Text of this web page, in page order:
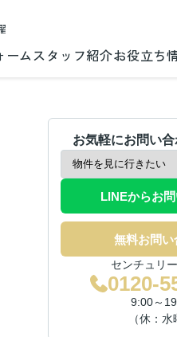
ーム スタッフ紹介お役立ち
お気軽にお問い
LINEからお
無料お問い
センチュリ
0120-
9:00～
（休：水